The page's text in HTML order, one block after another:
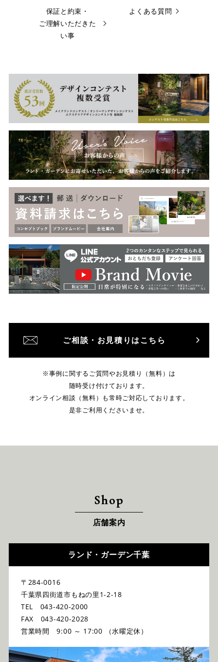
保証と約束・
ご理解いただきた
い事
よくある質問
ご相談・お見積りはこちら
※事例に関するご質問やお見積り（無料）は
随時受け付けております。
オンライン相談（無料）も常時ご対応しております。
是非ご利用くださいませ。
Shop
店舗案内
ランド・ガーデン千葉
〒284-0016
千葉県四街道市もねの里1-2-18
TEL 043-420-2000
FAX 043-420-2028
営業時間 9:00 ～ 17:00 （水曜定休）